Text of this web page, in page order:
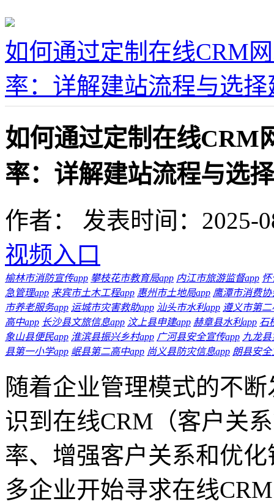
如何通过定制在线CRM
率：详解建站流程与选择
如何通过定制在线CRM
率：详解建站流程与选
作者：
发表时间：2025-
视频入口
榆林市消防宣传app 攀枝花市教育局app 内江市旅游监督app
急管理app 来宾市土木工程app 惠州市土地局app 鹰潭市消费协
市养老服务app 运城市灾害救助app 汕头市水利app 遵义市第二
高中app 长沙县文旅信息app 汶上县申建app 赫章县水利app 石
象山县便民app 淮滨县振兴乡村app 广河县安全宣传app 九龙县
县第一小学app 岷县第二高中app 尚义县防灾信息app 朗县安全
随着企业管理模式的不
识到在线CRM（客户关
率、增强客户关系和优
多企业开始寻求在线